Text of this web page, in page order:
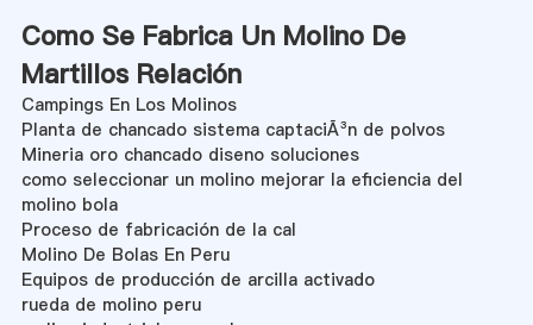
Como Se Fabrica Un Molino De
Martillos Relación
Campings En Los Molinos
Planta de chancado sistema captaciÃ³n de polvos
Mineria oro chancado diseno soluciones
como seleccionar un molino mejorar la eficiencia del
molino bola
Proceso de fabricación de la cal
Molino De Bolas En Peru
Equipos de producción de arcilla activado
rueda de molino peru